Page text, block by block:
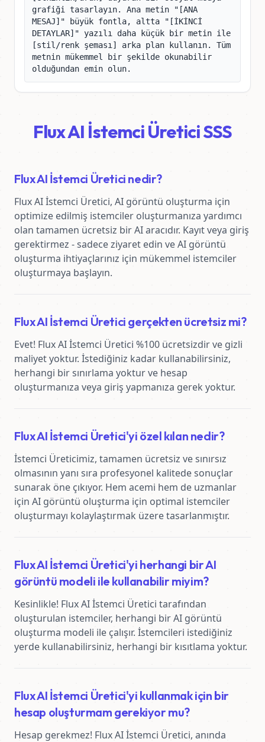
grafiği tasarlayın. Ana metin "[ANA
MESAJ]" büyük fontla, altta "[İKİNCİ
DETAYLAR]" yazılı daha küçük bir metin ile
[stil/renk şeması] arka plan kullanın. Tüm
metnin mükemmel bir şekilde okunabilir
olduğundan emin olun.
Flux AI İstemci Üretici SSS
Flux AI İstemci Üretici nedir?
Flux AI İstemci Üretici, AI görüntü oluşturma için
optimize edilmiş istemciler oluşturmanıza yardımcı
olan tamamen ücretsiz bir AI aracıdır. Kayıt veya giriş
gerektirmez - sadece ziyaret edin ve AI görüntü
oluşturma ihtiyaçlarınız için mükemmel istemciler
oluşturmaya başlayın.
Flux AI İstemci Üretici gerçekten ücretsiz mi?
Evet! Flux AI İstemci Üretici %100 ücretsizdir ve gizli
maliyet yoktur. İstediğiniz kadar kullanabilirsiniz,
herhangi bir sınırlama yoktur ve hesap
oluşturmanıza veya giriş yapmanıza gerek yoktur.
Flux AI İstemci Üretici'yi özel kılan nedir?
İstemci Üreticimiz, tamamen ücretsiz ve sınırsız
olmasının yanı sıra profesyonel kalitede sonuçlar
sunarak öne çıkıyor. Hem acemi hem de uzmanlar
için AI görüntü oluşturma için optimal istemciler
oluşturmayı kolaylaştırmak üzere tasarlanmıştır.
Flux AI İstemci Üretici'yi herhangi bir AI
görüntü modeli ile kullanabilir miyim?
Kesinlikle! Flux AI İstemci Üretici tarafından
oluşturulan istemciler, herhangi bir AI görüntü
oluşturma modeli ile çalışır. İstemcileri istediğiniz
yerde kullanabilirsiniz, herhangi bir kısıtlama yoktur.
Flux AI İstemci Üretici'yi kullanmak için bir
hesap oluşturmam gerekiyor mu?
Hesap gerekmez! Flux AI İstemci Üretici, anında